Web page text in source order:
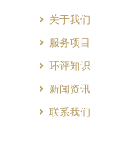
关于我们
服务项目
环评知识
新闻资讯
联系我们